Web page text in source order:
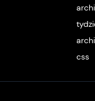
css